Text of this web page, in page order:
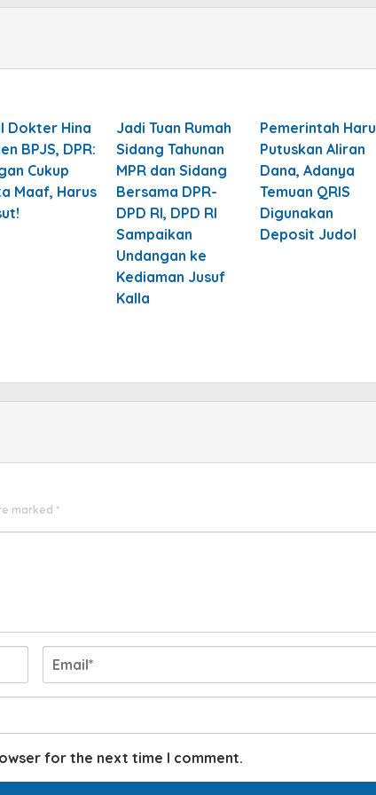
Dokter Hina
BPJS, DPR:
Cukup
Maaf, Harus
Jadi Tuan Rumah
Sidang Tahunan
MPR dan Sidang
Bersama DPR-
DPD RI, DPD RI
Sampaikan
Undangan ke
Kediaman Jusuf
Kalla
Pemerintah
Putuskan Aliran
Dana, Adanya
Temuan QRIS
Digunakan
Deposit Judol
marked *
for the next time I comment.